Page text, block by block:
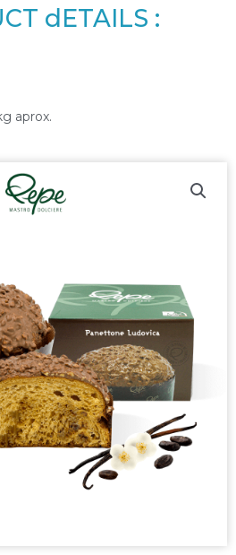
dETAILS :
aprox.